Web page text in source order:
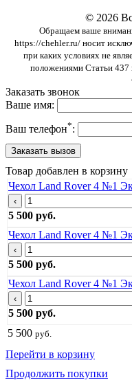
© 2026
Обращаем ваше
https://chehler.ru/ носит
при каких условиях не
положениями Статьи 437
Заказать звонок
Ваше имя:
Ваш телефон*:
Товар добавлен в корзину
Чехол Land Rover 4 №1
‹
5 500 руб.
Чехол Land Rover 4 №1
‹
5 500 руб.
Чехол Land Rover 4 №1
‹
5 500 руб.
5 500 руб.
Перейти в корзину
Продолжить покупки